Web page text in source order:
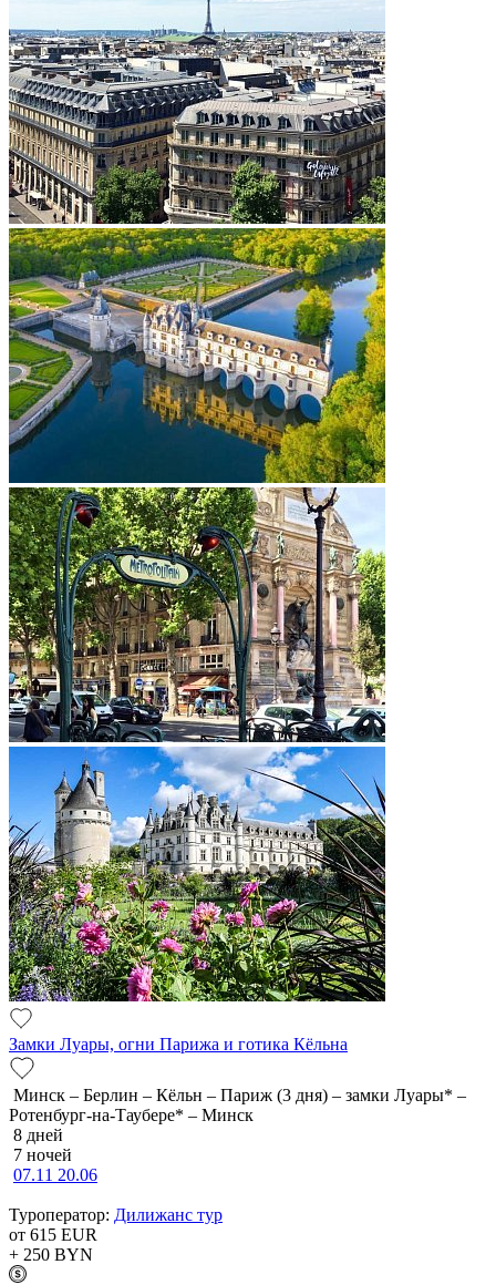
Замки Луары, огни Парижа и готика Кёльна
Минск – Берлин – Кёльн – Париж (3 дня) – замки Луары* –
Ротенбург-на-Таубере* – Минск
8 дней
7 ночей
07.11 20.06
Туроператор: Дилижанс тур
от 615 EUR
+ 250 BYN